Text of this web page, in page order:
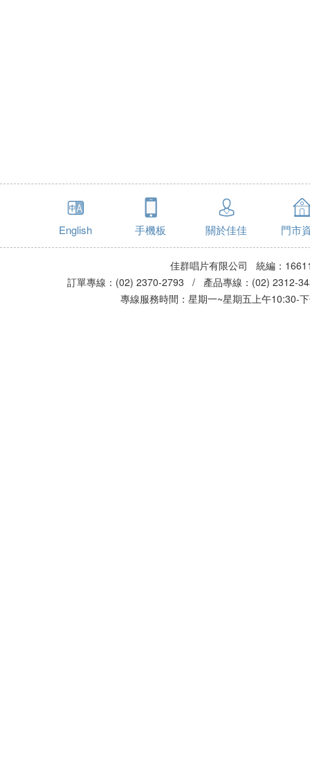
English 手機板 關於佳佳 門市
佳群唱片有限公司 統編：
訂單專線：(02) 2370-2793 / 產品專線：(02)
專線服務時間：星期一~星期五上午10:30-